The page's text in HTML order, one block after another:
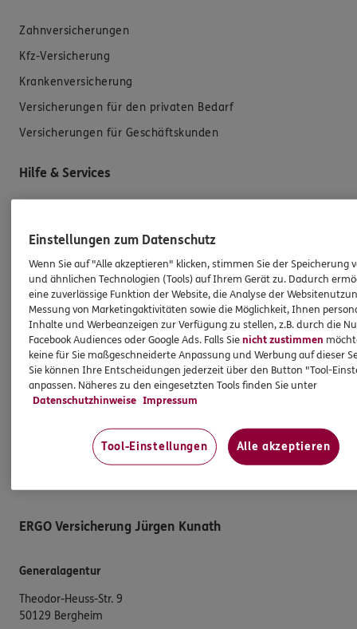
Zahnversicherungen
Kfz-Versicherung
Krankenversicherung
Versicherungen für den privaten Bedarf
Versicherungen für Geschäftskunden
Hilfe & Services
Schaden melden
Erstkontaktinformationen
EU-Offenlegungsvereinbarung
Datenverarbeitung
Das könnte Sie auch interessieren
Unsere Agentur
Kooperationspartner
ERGO Versicherung Jürgen Kunath
Generalagentur
Theodor-Heuss-Str. 9
50129 Bergheim
Einstellungen zum Datenschutz
Wenn Sie auf "Alle akzeptieren" klicken, stimmen Sie der Speicherung
und ähnlichen Technologien (Tools) auf Ihrem Gerät zu. Dadurch
eine zuverlässige Funktion der Website, die Analyse der
Messung von Marketingaktivitäten sowie die Möglichkeit, Ihnen
Inhalte und Werbeanzeigen zur Verfügung zu stellen, z.B. durch die
Facebook Audiences oder Google Ads. Falls Sienicht zustimmen
keine für Sie maßgeschneiderte Anpassung und Werbung auf dieser
Sie können Ihre Entscheidungen jederzeit über den Button "Tool-
anpassen. Näheres zu den eingesetzten Tools finden Sie unter
Datenschutzhinweise Impressum
Tool-Einstellungen Alle akzeptieren